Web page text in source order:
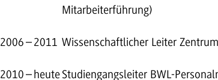
Mitarbeiterführung)
2006–2011 Wissenschaftlicher Leiter
2010– heuteStudiengangsleiter BWL-